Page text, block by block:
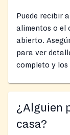
Puede recibir
alimentos o el
abierto.
para ver
completo y los
¿Alguien
casa?